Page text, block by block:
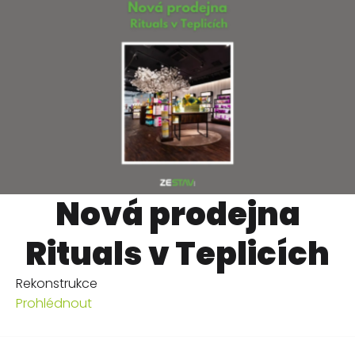
Nová prodejna
Rituals v Teplicích
Rekonstrukce
Prohlédnout